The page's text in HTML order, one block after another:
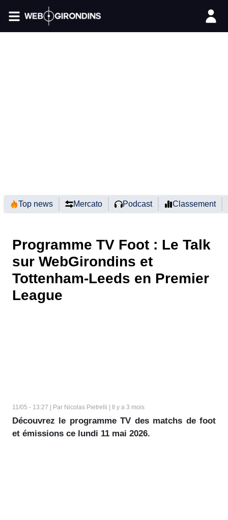
Top news Mercato Podcast Classement
Programme TV Foot : Le Talk
sur WebGirondins et
Tottenham-Leeds en Premier
League
11/05 - 13:27 | Par Nicolas Pietrelli | Il y a 3 mois
Découvrez le programme TV des matchs de foot
et émissions ce lundi 11 mai 2026.